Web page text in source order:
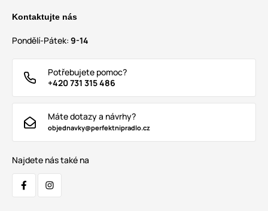
Kontaktujte nás
Pondělí-Pátek: 9-14
Potřebujete pomoc?
+420 731 315 486
Máte dotazy a návrhy?
objednavky@perfektnipradlo.cz
Najdete nás také na